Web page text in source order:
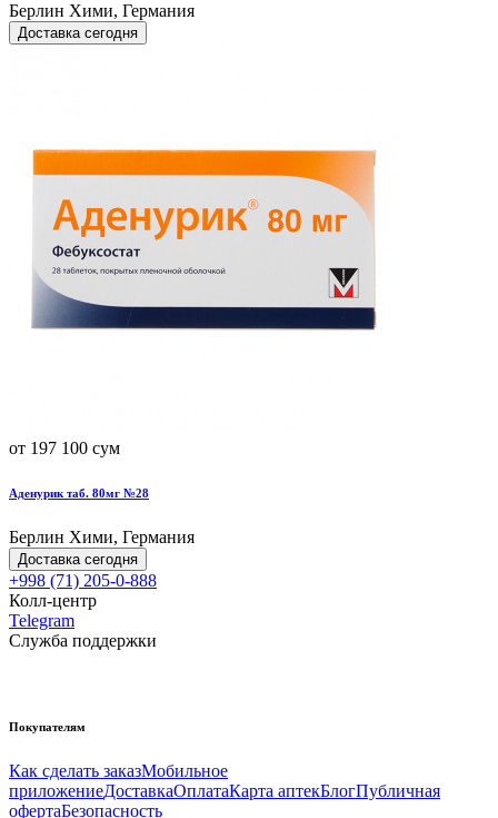
Берлин Хими, Германия
Доставка сегодня
от 197 100 сум
Аденурик таб. 80мг №28
Берлин Хими, Германия
Доставка сегодня
+998 (71) 205-0-888
Колл-центр
Telegram
Служба поддержки
Покупателям
Как сделать заказМобильное
приложениеДоставкаОплатаКарта аптекБлогПубличная
офертаБезопасность